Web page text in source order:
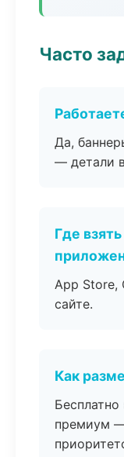
Часто
Да,
— детали
Где
App Store,
сайте.
Как
премиум